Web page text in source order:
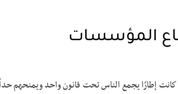
المؤسسات
كانت إطارًا يجمع الناس تحت قانون واحد ويمنحهم